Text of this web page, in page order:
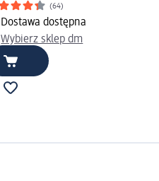
(64)
Dostawa dostępna
Wybierz sklep dm